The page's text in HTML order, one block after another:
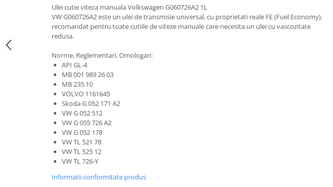
Lichide Suspensie Motociclete
Lichide Întreținere
Lichide Întreținere Autoturisme
Lichide Întreținere Camioane
Lichide Întreținere Motociclete
Lichide Întreținere Utilaje
Lubrifianți Industriali
Produse Întreținere
Covorase Auto
Ulei cutie viteza manuala Volkswagen G060726A2 1L
VW G060726A2 este un ulei de transmisie universal, cu proprietati reale FE (Fuel Economy),
recomandat pentru toate cutiile de viteze manuale care necesita un ulei cu vascozitate
redusa.
Norme, Reglementari, Omologari:
API GL-4
MB 001 989 26 03
MB 235.10
VOLVO 1161645
Skoda G 052 171 A2
VW G 052 512
VW G 055 726 A2
VW G 052 178
VW TL 521 78
VW TL 525 12
VW TL 726-Y
Informatii conformitate produs